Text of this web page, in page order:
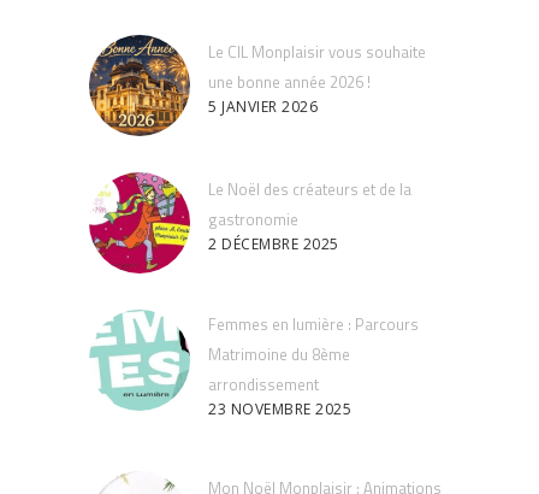
Le CIL Monplaisir vous souhaite
une bonne année 2026 !
5 JANVIER 2026
Le Noël des créateurs et de la
gastronomie
2 DÉCEMBRE 2025
Femmes en lumière : Parcours
Matrimoine du 8ème
arrondissement
23 NOVEMBRE 2025
Mon Noël Monplaisir : Animations